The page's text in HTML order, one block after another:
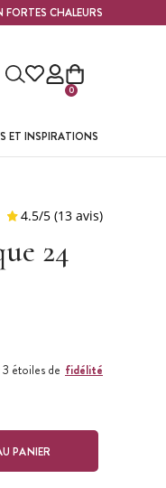
CHALEURS
0
ET INSPIRATIONS
24
3 étoiles de fidélité
PANIER